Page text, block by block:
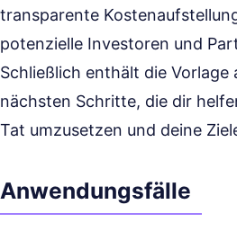
transparente
potenzielle Investoren und
Schließlich enthält die Vorlage
nächsten Schritte, die dir
Tat umzusetzen und deine
Anwendungsfälle